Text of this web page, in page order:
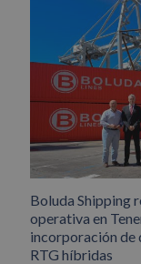
Boluda Shipping
operativa en
incorporación de
RTG híbridas